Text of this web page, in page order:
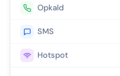
Opkald
SMS
Hotspot